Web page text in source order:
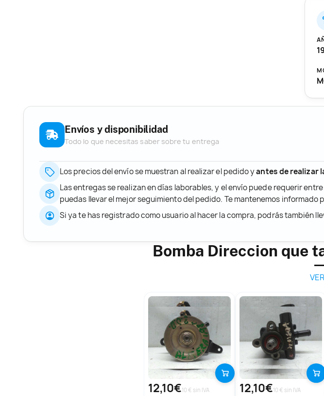
Envíos y disponibilidad
Todo lo que necesitas saber sobre tu entrega
Los precios del envío se muestran al realizar el pedido yantes de realizar
Las entregas se realizan en días laborables, y el envío puede requerir entre
puedas llevar el mejor seguimiento del pedido. Te mantenemos informado
Si ya te has registrado como usuario al hacer la compra, podrás también
Bomba Direccion que
12,10€10 € sin IVA 12,10€10 € sin IVA